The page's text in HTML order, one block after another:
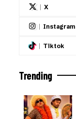
X
Instagram
Tiktok
Trending